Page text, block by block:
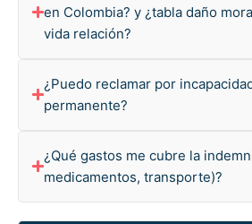
en Colombia? y ¿tabla daño
vida relación?
¿Puedo reclamar por
permanente?
¿Qué gastos me cubre la
medicamentos, transporte)?